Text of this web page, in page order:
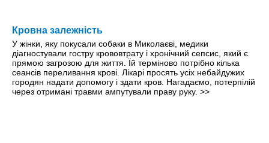
Кровна залежність
У жінки, яку покусали собаки в Миколаєві, медики
діагностували гостру крововтрату і хронічний сепсис, який є
прямою загрозою для життя. Їй терміново потрібно кілька
сеансів переливання крові. Лікарі просять усіх небайдужих
городян надати допомогу і здати кров. Нагадаємо, потерпілій
через отримані травми ампутували праву руку. >>